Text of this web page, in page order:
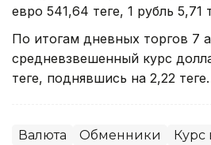
евро 541,64 теңге, 1 рубль 5,71
По итогам дневных торгов 7
средневзвешенный курс
теңге, поднявшись на 2,22 теңге.
Валюта Обменники Курс